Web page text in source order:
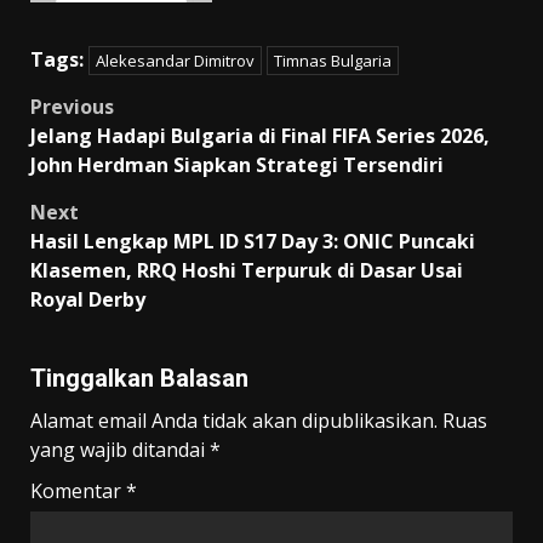
Tags: Alekesandar Dimitrov Timnas Bulgaria
Post
navigation
Previous
Jelang Hadapi Bulgaria di Final FIFA Series 2026,
John Herdman Siapkan Strategi Tersendiri
Next
Hasil Lengkap MPL ID S17 Day 3: ONIC Puncaki
Klasemen, RRQ Hoshi Terpuruk di Dasar Usai
Royal Derby
Tinggalkan Balasan
Alamat email Anda tidak akan dipublikasikan. Ruas
yang wajib ditandai *
Komentar*